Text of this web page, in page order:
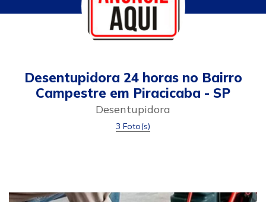
Desentupidora 24 horas no Bairro
Campestre em Piracicaba - SP
Desentupidora
3 Foto(s)